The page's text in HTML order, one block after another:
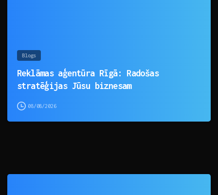
Blogs
Reklāmas aģentūra Rīgā: Radošas
stratēģijas Jūsu biznesam
08/08/2026